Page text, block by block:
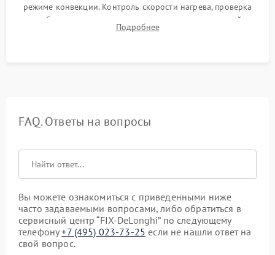
режиме конвекции. Контроль скорости нагрева, проверка
срабатывания термостата при достижении заданной
температуры и тест на отсутствие утечек тока.
Подробнее
FAQ. Ответы на вопросы
Вы можете ознакомиться с приведенными ниже
часто задаваемыми вопросами, либо обратиться в
сервисный центр “FIX-DeLonghi” по следующему
телефону+7 (495) 023-73-25 если не нашли ответ на
свой вопрос.